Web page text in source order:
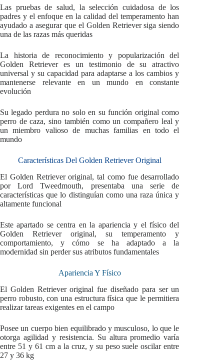
Las pruebas de salud, la selección cuidadosa de los
padres y el enfoque en la calidad del temperamento han
ayudado a asegurar que el Golden Retriever siga siendo
una de las razas más queridas
La historia de reconocimiento y popularización del
Golden Retriever es un testimonio de su atractivo
universal y su capacidad para adaptarse a los cambios y
mantenerse relevante en un mundo en constante
evolución
Su legado perdura no solo en su función original como
perro de caza, sino también como un compañero leal y
un miembro valioso de muchas familias en todo el
mundo
Características Del Golden Retriever Original
El Golden Retriever original, tal como fue desarrollado
por Lord Tweedmouth, presentaba una serie de
características que lo distinguían como una raza única y
altamente funcional
Este apartado se centra en la apariencia y el físico del
Golden Retriever original, su temperamento y
comportamiento, y cómo se ha adaptado a la
modernidad sin perder sus atributos fundamentales
Apariencia Y Físico
El Golden Retriever original fue diseñado para ser un
perro robusto, con una estructura física que le permitiera
realizar tareas exigentes en el campo
Posee un cuerpo bien equilibrado y musculoso, lo que le
otorga agilidad y resistencia. Su altura promedio varía
entre 51 y 61 cm a la cruz, y su peso suele oscilar entre
27 y 36 kg